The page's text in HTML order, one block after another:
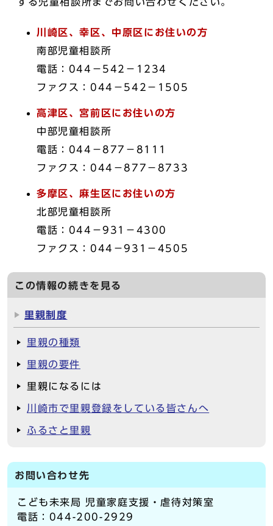
川崎区、幸区、中原区にお住いの方
南部児童相談所
電話：044－542－1234
ファクス：044－542－1505
高津区、宮前区にお住いの方
中部児童相談所
電話：044－877－8111
ファクス：044－877－8733
多摩区、麻生区にお住いの方
北部児童相談所
電話：044－931－4300
ファクス：044－931－4505
この情報の続きを見る
里親制度
里親の種類
里親の要件
里親になるには
川崎市で里親登録をしている皆さんへ
ふるさと里親
お問い合わせ先
こども未来局 児童家庭支援・虐待対策室
電話：044-200-2929